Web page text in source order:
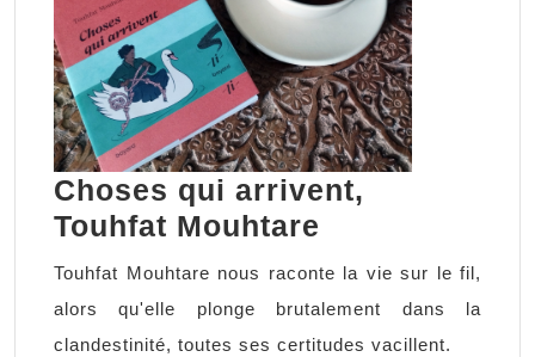
Choses qui arrivent,
Touhfat Mouhtare
qui
arrivent,
Touhfat
Touhfat Mouhtare nous raconte la vie sur le fil,
alors qu'elle plonge brutalement dans la
clandestinité, toutes ses certitudes vacillent.